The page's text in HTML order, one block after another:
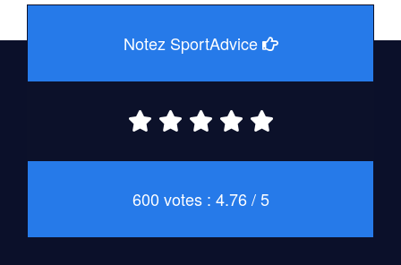
Notez SportAdvice
600 votes : 4.76 / 5